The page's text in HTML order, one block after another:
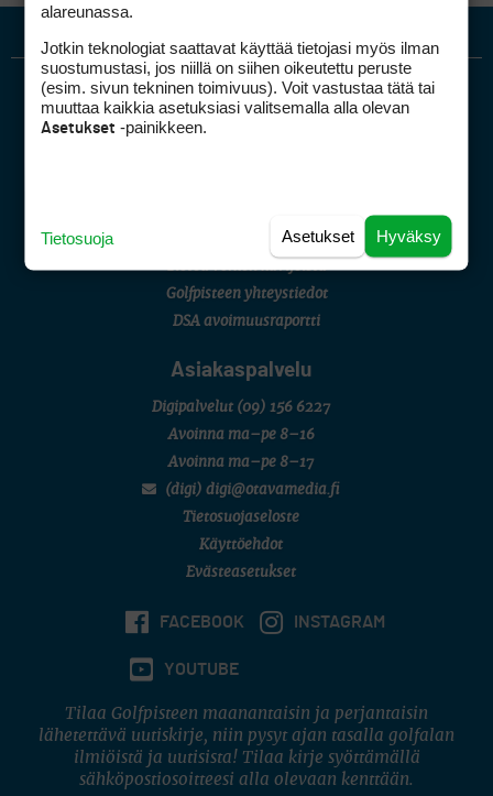
Mediahinnasto
Golfpisteen yhteystiedot
DSA avoimuusraportti
Asiakaspalvelu
Digipalvelut (09) 156 6227
Avoinna ma–pe 8–16
Avoinna ma–pe 8–17
(digi) digi@otavamedia.fi
Tietosuojaseloste
Käyttöehdot
Evästeasetukset
FACEBOOK INSTAGRAM
YOUTUBE
Tilaa Golfpisteen maanantaisin ja perjantaisin
lähetettävä uutiskirje, niin pysyt ajan tasalla golfalan
ilmiöistä ja uutisista! Tilaa kirje syöttämällä
sähköpostiosoitteesi alla olevaan kenttään.
alareunassa.
Jotkin teknologiat saattavat käyttää tietojasi myös ilman
suostumustasi, jos niillä on siihen oikeutettu peruste
(esim. sivun tekninen toimivuus). Voit vastustaa tätä tai
muuttaa kaikkia asetuksiasi valitsemalla alla olevan
Asetukset -painikkeen.
Hyväksy
Asetukset
Tietosuoja